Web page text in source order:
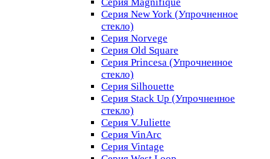
Серия New York (Упрочненное
стекло)
Серия Norvege
Серия Old Square
Серия Princesa (Упрочненное
стекло)
Серия Silhouette
Серия Stack Up (Упрочненное
стекло)
Серия V.Juliette
Серия VinArc
Серия Vintage